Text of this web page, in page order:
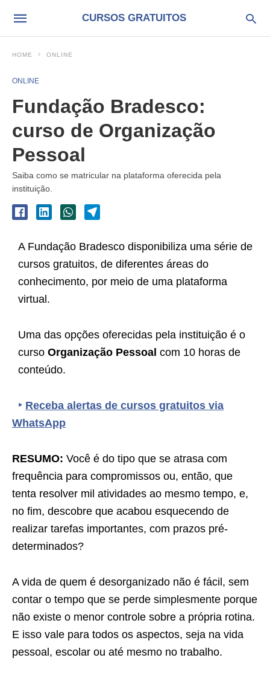
CURSOS GRATUITOS
HOME ONLINE
ONLINE
Fundação Bradesco:
curso de Organização
Pessoal
Saiba como se matricular na plataforma oferecida pela
instituição.
A Fundação Bradesco disponibiliza uma série de
cursos gratuitos, de diferentes áreas do
conhecimento, por meio de uma plataforma
virtual.
Uma das opções oferecidas pela instituição é o
curso Organização Pessoal com 10 horas de
conteúdo.
‣ Receba alertas de cursos gratuitos via
WhatsApp
RESUMO: Você é do tipo que se atrasa com
frequência para compromissos ou, então, que
tenta resolver mil atividades ao mesmo tempo, e,
no fim, descobre que acabou esquecendo de
realizar tarefas importantes, com prazos pré-
determinados?
A vida de quem é desorganizado não é fácil, sem
contar o tempo que se perde simplesmente porque
não existe o menor controle sobre a própria rotina.
E isso vale para todos os aspectos, seja na vida
pessoal, escolar ou até mesmo no trabalho.